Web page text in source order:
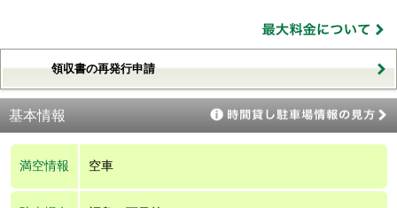
領収書の再発行申請
基本情報
満空情報 空車